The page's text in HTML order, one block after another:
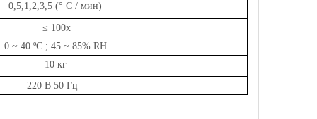
0,5,1,2,3,5 (° C / мин)
≤ 100x
0 ~ 40 ºC ; 45 ~ 85% RH
10 кг
220 В 50 Гц